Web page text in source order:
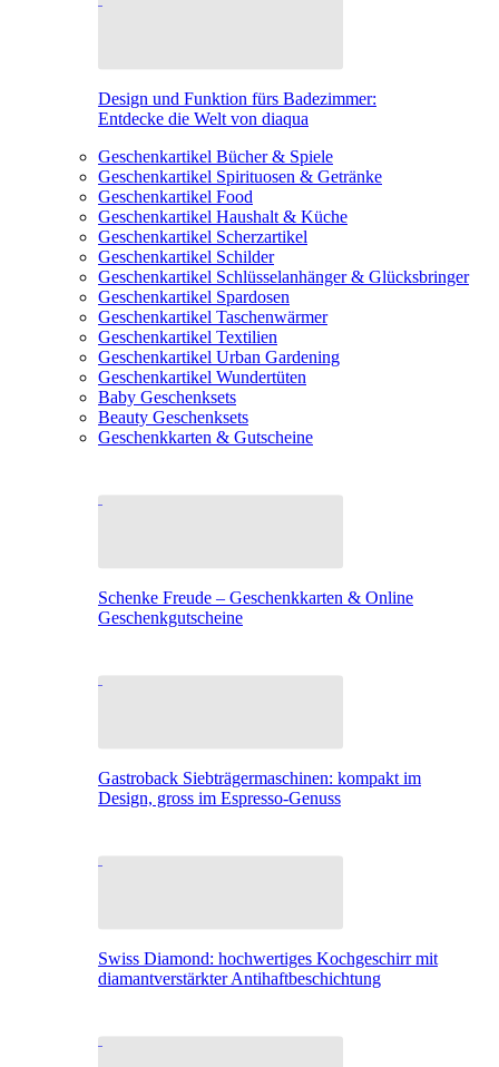
Design und Funktion fürs Badezimmer:
Entdecke die Welt von diaqua
Geschenkartikel Bücher & Spiele
Geschenkartikel Spirituosen & Getränke
Geschenkartikel Food
Geschenkartikel Haushalt & Küche
Geschenkartikel Scherzartikel
Geschenkartikel Schilder
Geschenkartikel Schlüsselanhänger & Glücksbringer
Geschenkartikel Spardosen
Geschenkartikel Taschenwärmer
Geschenkartikel Textilien
Geschenkartikel Urban Gardening
Geschenkartikel Wundertüten
Baby Geschenksets
Beauty Geschenksets
Geschenkkarten & Gutscheine
Schenke Freude – Geschenkkarten & Online
Geschenkgutscheine
Gastroback Siebträgermaschinen: kompakt im
Design, gross im Espresso-Genuss
Swiss Diamond: hochwertiges Kochgeschirr mit
diamantverstärkter Antihaftbeschichtung